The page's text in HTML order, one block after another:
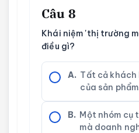
Câu 8
Khái niệm 'thị trường
điều gì?
A. Tất cả khách
của sản
B. Một nhóm cụ
mà doanh